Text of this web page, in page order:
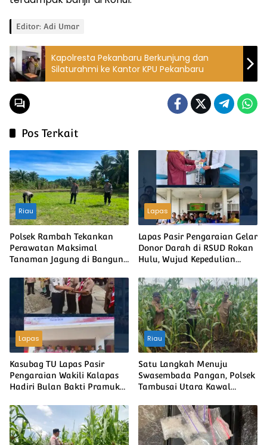
Editor: Adi Umar
Kapolresta Pekanbaru Berkunjung dan
Silaturahmi ke Kantor KPU Pekanbaru
Pos Terkait
Riau
Polsek Rambah Tekankan
Perawatan Maksimal
Tanaman Jagung di Bangun
Ketahanan Pangan Nasional
Lapas
Lapas Pasir Pengaraian Gelar
Donor Darah di RSUD Rokan
Hulu, Wujud Kepedulian
Kemerdekaan RI
Lapas
Kasubag TU Lapas Pasir
Pengaraian Wakili Kalapas
Hadiri Bulan Bakti Pramuka
Rokan Hulu
Riau
Satu Langkah Menuju
Swasembada Pangan, Polsek
Tambusai Utara Kawal
Diuji Curah Hujan